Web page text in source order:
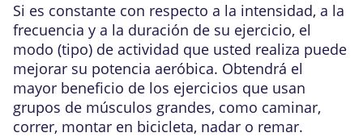
Si es constante con respecto a la intensidad, a la
frecuencia y a la duración de su ejercicio, el
modo (tipo) de actividad que usted realiza puede
mejorar su potencia aeróbica. Obtendrá el
mayor beneficio de los ejercicios que usan
grupos de músculos grandes, como caminar,
correr, montar en bicicleta, nadar o remar.